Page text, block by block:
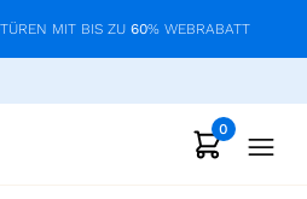
MIT BIS ZU 60% WEBRABATT
0